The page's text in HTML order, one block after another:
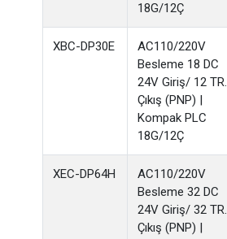
18G/12Ç
XBC-DP30E
AC110/220V
Besleme 18 DC
24V Giriş/ 12 TR.
Çıkış (PNP) |
Kompak PLC
18G/12Ç
XEC-DP64H
AC110/220V
Besleme 32 DC
24V Giriş/ 32 TR.
Çıkış (PNP) |